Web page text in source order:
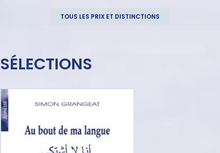
TOUS LES PRIX ET DISTINCTIONS
SÉLECTIONS